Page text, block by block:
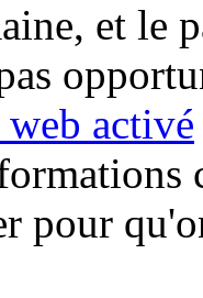
et le
web activé
pour